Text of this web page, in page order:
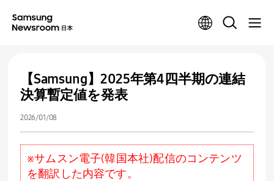
【Samsung】2025年第4四半期の連結
決算暫定値を発表
2026/01/08
※サムスン電子(韓国本社)配信のコンテンツ
を翻訳した内容です。